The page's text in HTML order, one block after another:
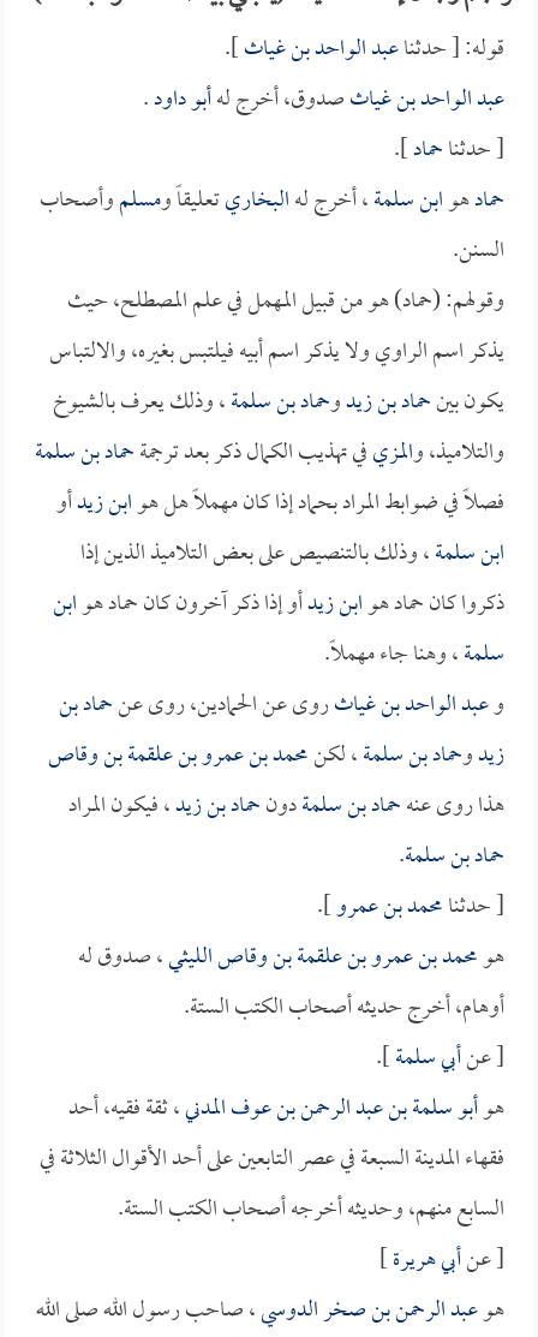
قوله: [ حدثناعبد الواحد بن غياث].
عبد الواحد بن غياثصدوق، أخرج لهأبو داود.
[ حدثناحماد].
حمادهوابن سلمة، أخرج لهالبخاريتعليقاً ومسلموأصحاب
السنن.
وقولهم: (حماد) هو من قبيل المهمل في علم المصطلح، حيث
يذكر اسم الراوي ولا يذكر اسم أبيه فيلتبس بغيره، والالتباس
يكون بينحماد بن زيدوحماد بن سلمة، وذلك يعرف بالشيوخ
والتلاميذ، والمزيفي تهذيب الكمال ذكر بعد ترجمةحماد بن سلمة
فصلاً في ضوابط المراد بحماد إذا كان مهملاً هل هوابن زيدأو
ابن سلمة، وذلك بالتنصيص على بعض التلاميذ الذين إذا
ذكروا كان حماد هوابن زيدأو إذا ذكر آخرون كان حماد هوابن
سلمة، وهنا جاء مهملاً.
وعبد الواحد بن غياثروى عن الحمادين، روى عنحماد بن
زيدوحماد بن سلمة، لكنمحمد بن عمرو بن علقمة بن وقاص
هذا روى عنهحماد بن سلمةدونحماد بن زيد، فيكون المراد
حماد بن سلمة.
[ حدثنامحمد بن عمرو].
هومحمد بن عمرو بن علقمة بن وقاص الليثي، صدوق له
أوهام، أخرج حديثه أصحاب الكتب الستة.
[ عنأبي سلمة].
هوأبو سلمة بن عبد الرحمن بن عوف المدني، ثقة فقيه، أحد
فقهاء المدينة السبعة في عصر التابعين على أحد الأقوال الثلاثة في
السابع منهم، وحديثه أخرجه أصحاب الكتب الستة.
[ عنأبي هريرة]
هوعبد الرحمن بن صخر الدوسي، صاحب رسول الله صلى الله